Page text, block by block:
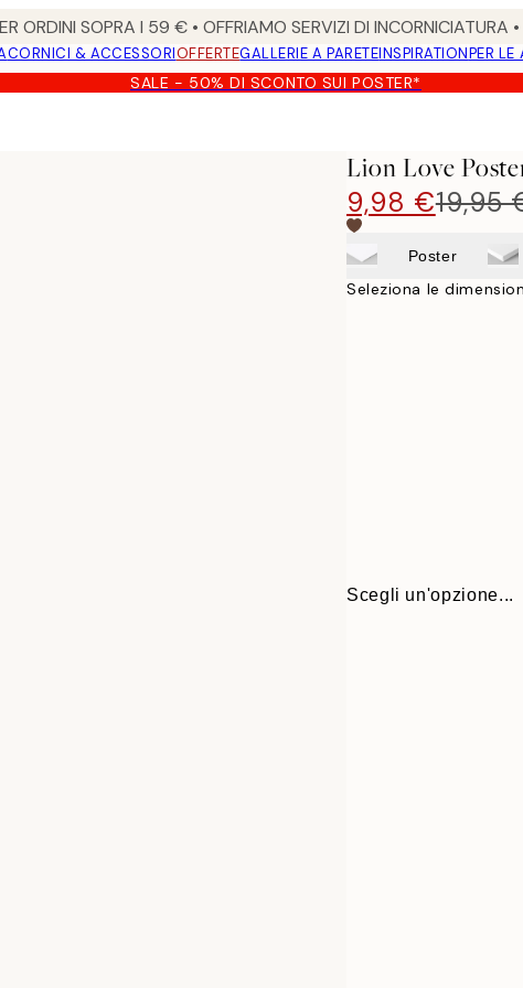
ORDINI SOPRA I 59 € • OFFRIAMO SERVIZI DI
CORNICI & ACCESSORIOFFERTEGALLERIE A PARETEINSPIRATIONPER LE
SALE - 50% DI SCONTO SUI POSTER*
Lion Love
9,98 €19,95
Poster
Seleziona le
Scegli un'opzione...